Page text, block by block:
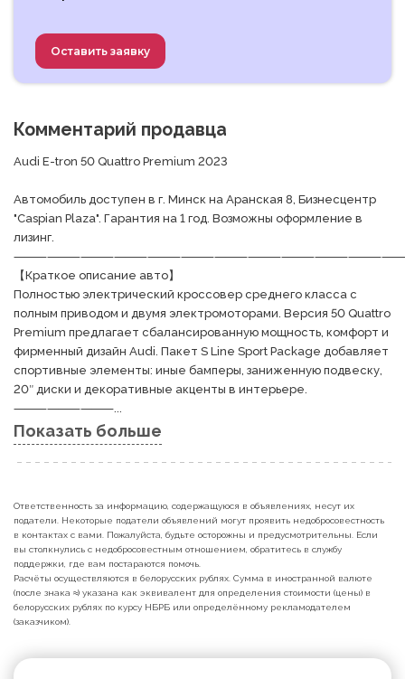
Оставить заявку
Комментарий продавца
Audi E-tron 50 Quattro Premium 2023
Автомобиль доступен в г. Минск на Аранская 8, Бизнесцентр
"Caspian Plaza". Гарантия на 1 год. Возможны оформление в
лизинг.
【Краткое описание авто】
Полностью электрический кроссовер среднего класса с
полным приводом и двумя электромоторами. Версия 50 Quattro
Premium предлагает сбалансированную мощность, комфорт и
фирменный дизайн Audi. Пакет S Line Sport Package добавляет
спортивные элементы: иные бамперы, заниженную подвеску,
20″ диски и декоративные акценты в интерьере.
⸻⸻⸻...
Показать больше
Ответственность за информацию, содержащуюся в объявлениях, несут их
податели. Некоторые податели объявлений могут проявить недобросовестность
в контактах с вами. Пожалуйста, будьте осторожны и предусмотрительны. Если
вы столкнулись с недобросовестным отношением, обратитесь в службу
поддержки, где вам постараются помочь.
Расчёты осуществляются в белорусских рублях. Сумма в иностранной валюте
(после знака ≈) указана как эквивалент для определения стоимости (цены) в
белорусских рублях по курсу НБРБ или определённому рекламодателем
(заказчиком).